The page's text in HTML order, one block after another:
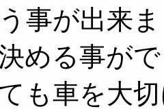
事が出来
める事が
も車を大